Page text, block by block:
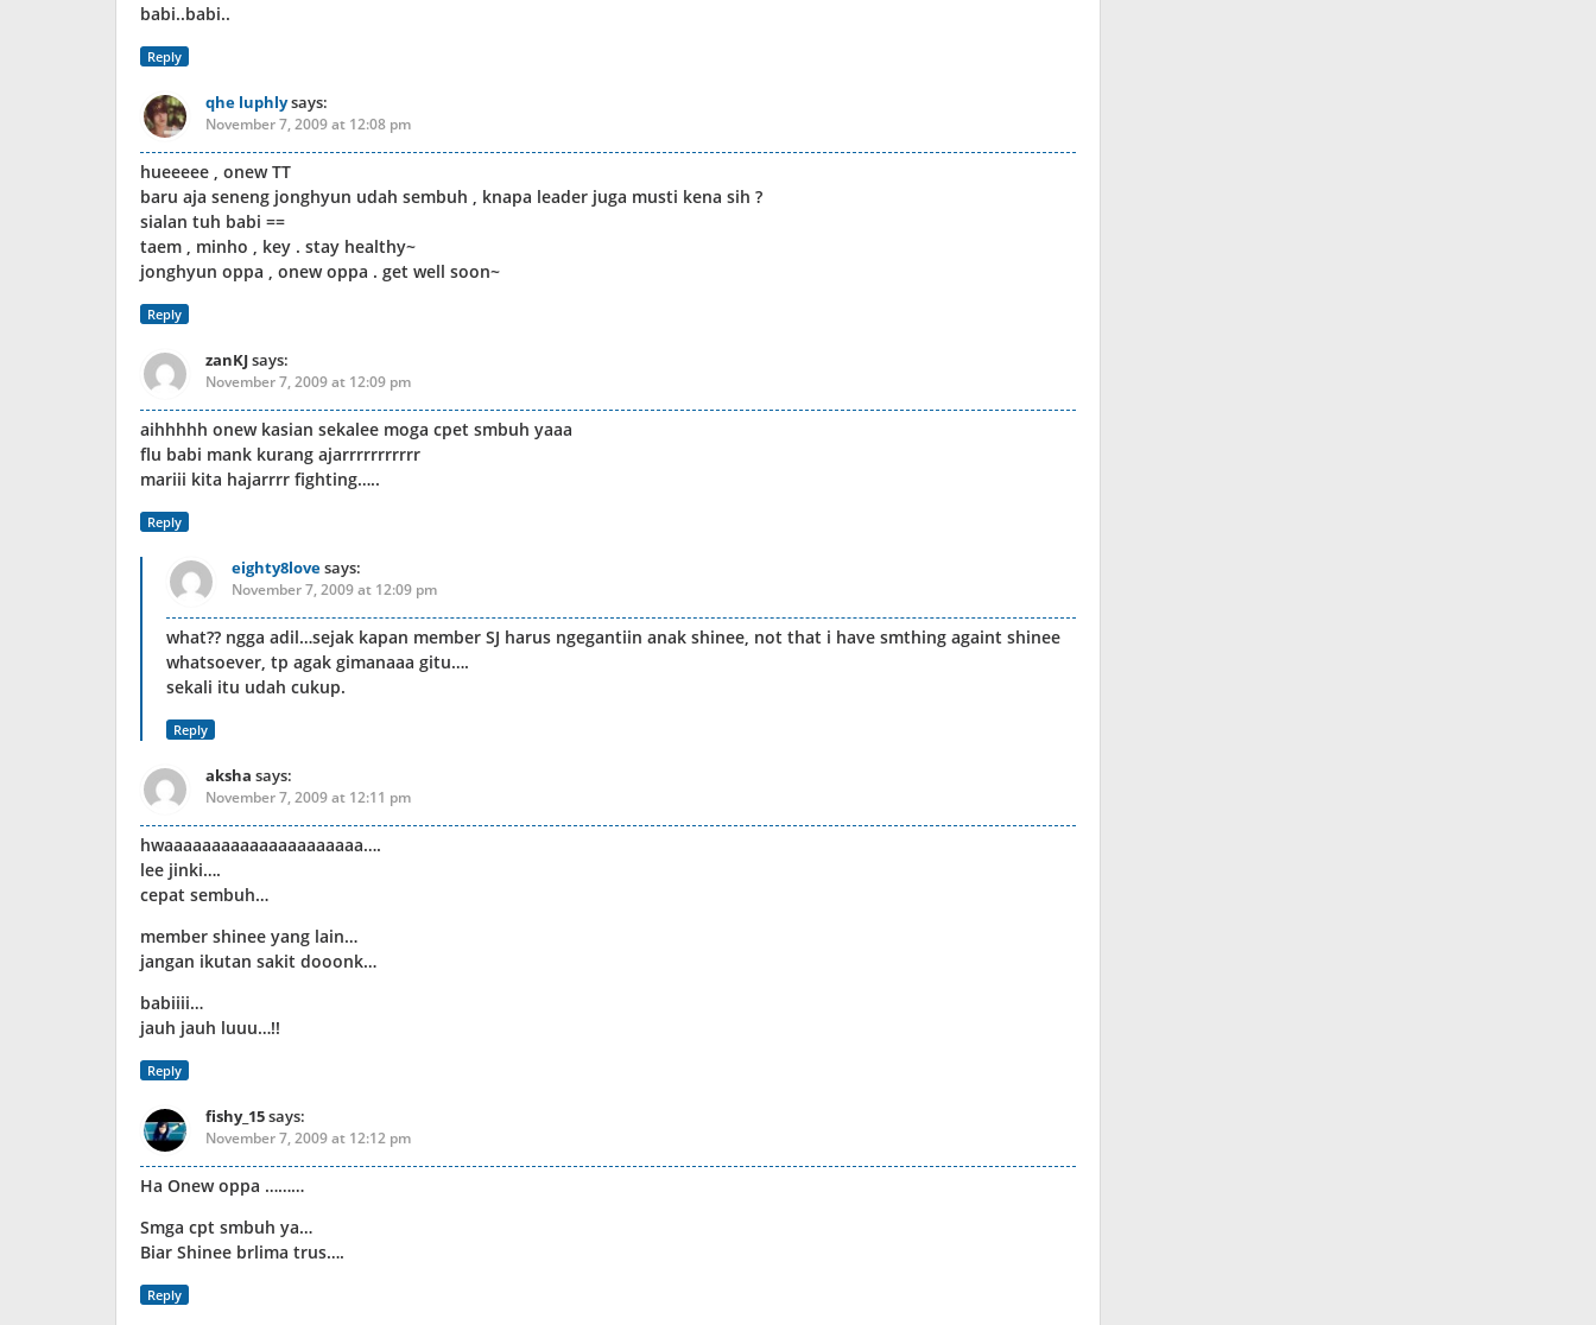
babi..babi..
Reply
qhe luphlysays:
November 7, 2009 at 12:08 pm
hueeeee , onew TT
baru aja seneng jonghyun udah sembuh , knapa leader juga musti kena sih ?
sialan tuh babi ==
taem , minho , key . stay healthy~
jonghyun oppa , onew oppa . get well soon~
Reply
zanKJsays:
November 7, 2009 at 12:09 pm
aihhhhh onew kasian sekalee moga cpet smbuh yaaa
flu babi mank kurang ajarrrrrrrrrrr
mariii kita hajarrrr fighting…..
Reply
eighty8lovesays:
November 7, 2009 at 12:09 pm
what?? ngga adil…sejak kapan member SJ harus ngegantiin anak shinee, not that i have smthing againt shinee
whatsoever, tp agak gimanaaa gitu….
sekali itu udah cukup.
Reply
aksha says:
November 7, 2009 at 12:11 pm
hwaaaaaaaaaaaaaaaaaaaaa….
lee jinki….
cepat sembuh…
member shinee yang lain…
jangan ikutan sakit dooonk…
babiiii…
jauh jauh luuu…!!
Reply
fishy_15says:
November 7, 2009 at 12:12 pm
Ha Onew oppa ………
Smga cpt smbuh ya…
Biar Shinee brlima trus….
Reply